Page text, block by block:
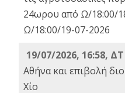
24ωρου από Ω/18:00/
Ω/18:00/19-07-2026
19/07/2026, 16:58,
Αθήνα και επιβολή
Χίο